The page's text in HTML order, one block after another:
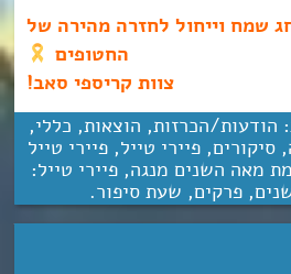
שמח וייחול לחזרה מהירה של
החטופים
צוות קריספי סאב!
הודעות/הכרזות, הוצאות, כללי,
,סיקורים,פיירי טייל,פיירי טייל
מאה השנים מנגה, פיירי טייל:
, פרקים, שעת סיפור.